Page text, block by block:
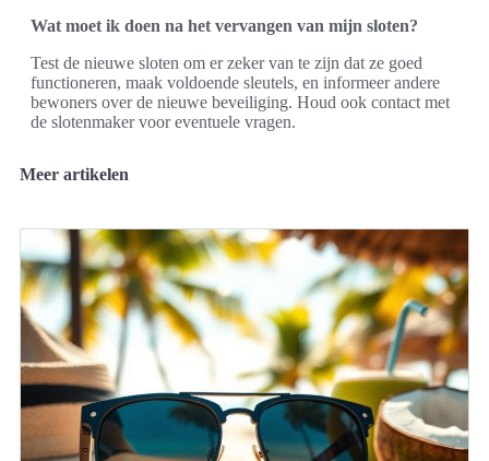
Wat moet ik doen na het vervangen van mijn sloten?
Test de nieuwe sloten om er zeker van te zijn dat ze goed
functioneren, maak voldoende sleutels, en informeer andere
bewoners over de nieuwe beveiliging. Houd ook contact met
de slotenmaker voor eventuele vragen.
Meer artikelen